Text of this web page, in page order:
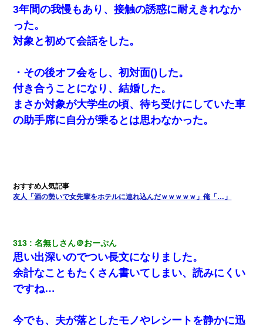
3年間の我慢もあり、接触の誘惑に耐えきれなか
った。
対象と初めて会話をした。
・その後オフ会をし、初対面()した。
付き合うことになり、結婚した。
まさか対象が大学生の頃、待ち受けにしていた車
の助手席に自分が乗るとは思わなかった。
友人「酒の勢いで女先輩をホテルに連れ込んだｗｗｗｗｗ」俺「…」
313 名無しさん＠おーぷん
思い出深いのでつい長文になりました。
余計なこともたくさん書いてしまい、読みにくい
ですね…
今でも、夫が落としたモノやレシートを静かに迅